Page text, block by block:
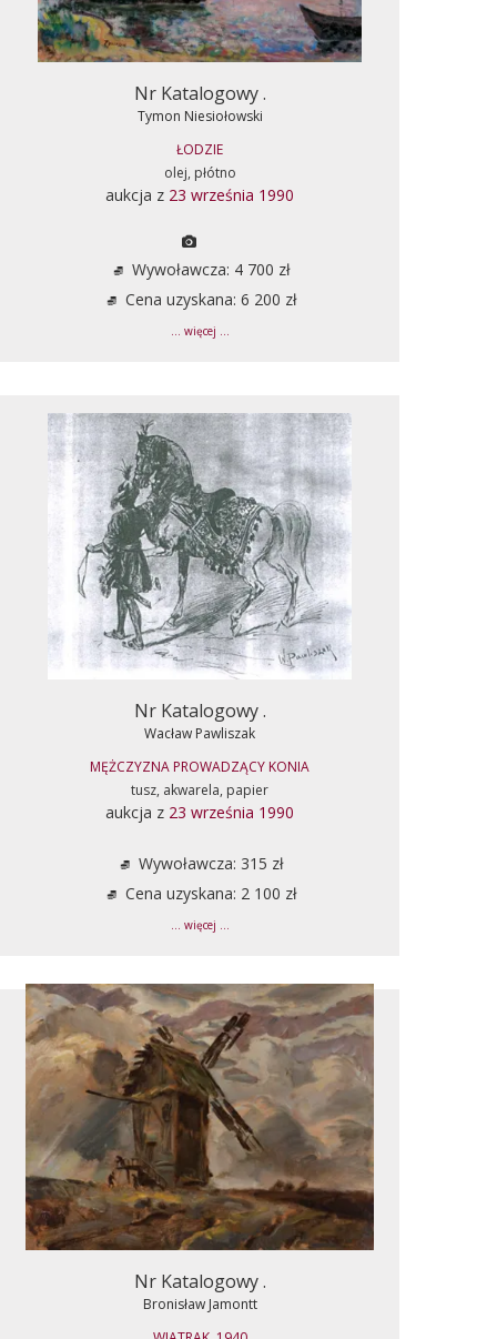
Nr Katalogowy .
Tymon Niesiołowski
ŁODZIE
olej, płótno
aukcja z 23 września 1990
Wywoławcza: 4 700 zł
Cena uzyskana: 6 200 zł
... więcej ...
Nr Katalogowy .
Wacław Pawliszak
MĘŻCZYZNA PROWADZĄCY KONIA
tusz, akwarela, papier
aukcja z 23 września 1990
Wywoławcza: 315 zł
Cena uzyskana: 2 100 zł
... więcej ...
Nr Katalogowy .
Bronisław Jamontt